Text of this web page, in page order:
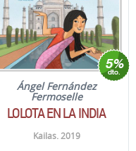
Ángel Fernández
Fermoselle
LOLOTA EN LA INDIA
Kailas. 2019